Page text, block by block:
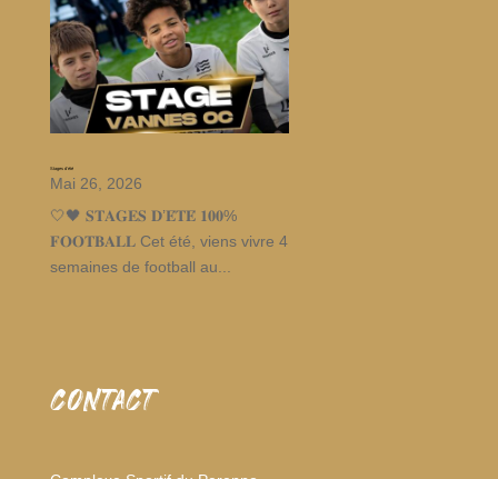
Stages d’été
Mai 26, 2026
🤍🖤 𝐒𝐓𝐀𝐆𝐄𝐒 𝐃’𝐄́𝐓𝐄́ 𝟏𝟎𝟎%
𝐅𝐎𝐎𝐓𝐁𝐀𝐋𝐋 Cet été, viens vivre 4
semaines de football au...
CONTACT